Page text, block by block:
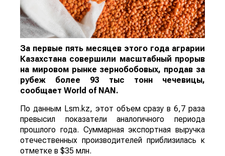
За первые пять месяцев этого года аграрии
Казахстана совершили масштабный прорыв
на мировом рынке зернобобовых, продав за
рубеж более 93 тыс тонн чечевицы,
сообщает World of NAN.
По данным Lsm.kz, этот объем сразу в 6,7 раза
превысил показатели аналогичного периода
прошлого года. Суммарная экспортная выручка
отечественных производителей приблизилась к
отметке в $35 млн.